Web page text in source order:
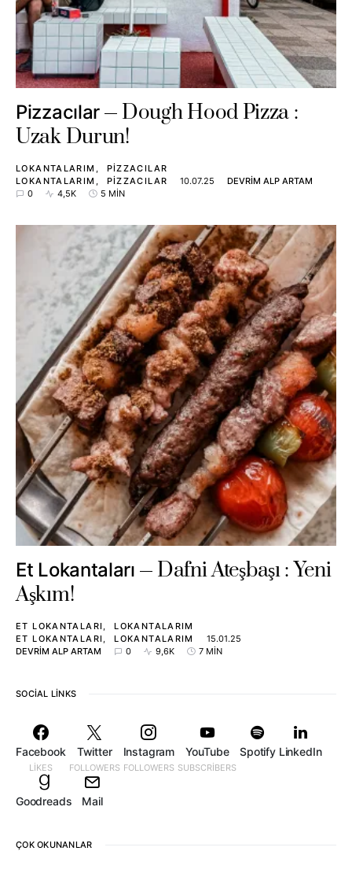
Pizzacılar
Dough Hood Pizza :
Uzak Durun!
LOKANTALARIM
PIZZACILAR
LOKANTALARIM
PIZZACILAR 10.07.25
DEVRIM ALP ARTAM
0
4,5K 5 MIN
Et Lokantaları
Dafni Ateşbaşı : Yeni
Aşkım!
ET LOKANTALARI
LOKANTALARIM
ET LOKANTALARI
LOKANTALARIM
15.01.25
DEVRIM ALP ARTAM
0 9,6K 7 MIN
SOCIAL LINKS
Facebook
LIKES
Twitter
FOLLOWERS
Instagram
FOLLOWERS
YouTube
SUBSCRIBERS
Spotify LinkedIn
Goodreads Mail
ÇOK OKUNANLAR